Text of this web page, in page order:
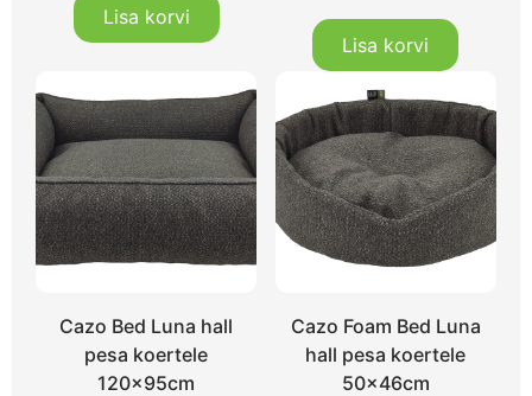
Lisa korvi
Lisa korvi
Cazo Bed Luna hall
pesa koertele
120x95cm
Cazo Foam Bed Luna
hall pesa koertele
50x46cm